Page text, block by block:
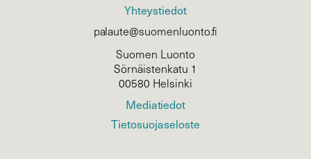
Yhteystiedot
palaute@suomenluonto.fi
Suomen Luonto
Sörnäistenkatu 1
00580 Helsinki
Mediatiedot
Tietosuojaseloste